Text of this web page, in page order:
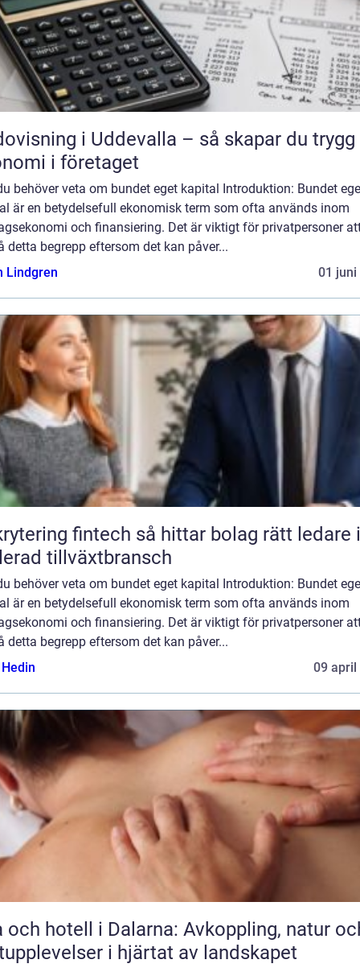
i Uddevalla – så skapar du trygg
i företaget
behöver veta om bundet eget kapital Introduktion: Bundet
är en betydelsefull ekonomisk term som ofta används inom
och finansiering. Det är viktigt för privatpersoner
detta begrepp eftersom det kan påver...
Lindgren
01 juni
fintech så hittar bolag rätt ledare i en
tillväxtbransch
behöver veta om bundet eget kapital Introduktion: Bundet
är en betydelsefull ekonomisk term som ofta används inom
och finansiering. Det är viktigt för privatpersoner
detta begrepp eftersom det kan påver...
09 april
och hotell i Dalarna: Avkoppling, natur
i hjärtat av landskapet